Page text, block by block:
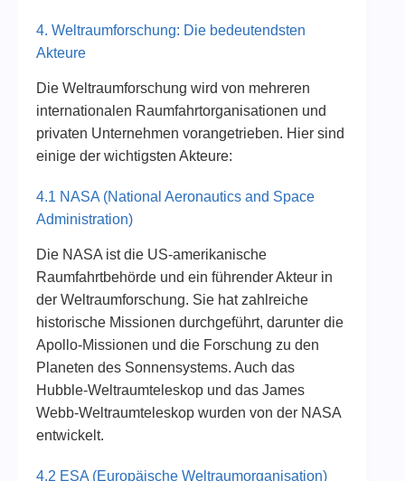
4. Weltraumforschung: Die bedeutendsten
Akteure
Die Weltraumforschung wird von mehreren
internationalen Raumfahrtorganisationen und
privaten Unternehmen vorangetrieben. Hier sind
einige der wichtigsten Akteure:
4.1 NASA (National Aeronautics and Space
Administration)
Die NASA ist die US-amerikanische
Raumfahrtbehörde und ein führender Akteur in
der Weltraumforschung. Sie hat zahlreiche
historische Missionen durchgeführt, darunter die
Apollo-Missionen und die Forschung zu den
Planeten des Sonnensystems. Auch das
Hubble-Weltraumteleskop und das James
Webb-Weltraumteleskop wurden von der NASA
entwickelt.
4.2 ESA (Europäische Weltraumorganisation)